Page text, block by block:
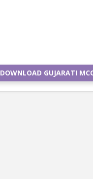
DOWNLOAD GUJARATI